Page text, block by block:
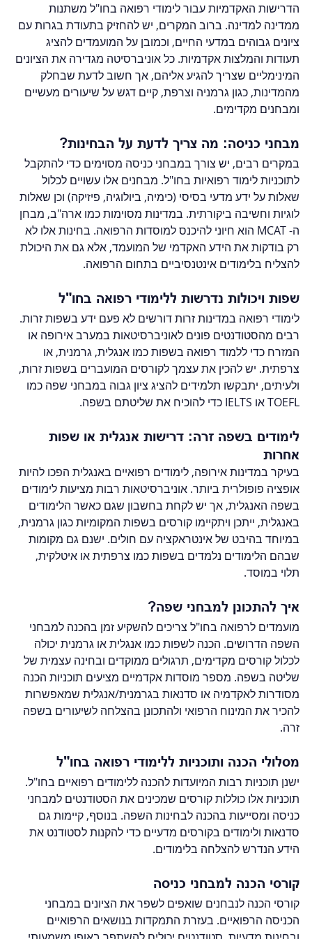
הדרישות האקדמיות עבור לימודי רפואה בחו"ל משתנות
ממדינה למדינה. ברוב המקרים, יש להחזיק בתעודת בגרות עם
ציונים גבוהים במדעי החיים, וכמובן על המועמדים להציג
תעודות והמלצות אקדמיות. כל אוניברסיטה מגדירה את הציונים
המינימליים שצריך להגיע אליהם, אך חשוב לדעת שבחלק
מהמדינות, כגון גרמניה וצרפת, קיים דגש על שיעורים מעשיים
ומבחנים מקדימים.
מבחני כניסה: מה צריך לדעת על הבחינות?
במקרים רבים, יש צורך במבחני כניסה מסוימים כדי להתקבל
לתוכניות לימוד רפואיות בחו"ל. מבחנים אלו עשויים לכלול
שאלות על ידע מדעי בסיסי (כימיה, ביולוגיה, פיזיקה) וכן שאלות
לוגיות וחשיבה ביקורתית. במדינות מסוימות כמו ארה"ב, מבחן
ה- MCAT הוא חיוני להיכנס למוסדות הרפואה. בחינות אלו לא
רק בודקות את הידע האקדמי של המועמד, אלא גם את היכולת
להצליח בלימודים אינטנסיביים בתחום הרפואה.
שפות ויכולות נדרשות ללימודי רפואה בחו"ל
לימודי רפואה במדינות זרות דורשים לא פעם ידע בשפות זרות.
רבים מהסטודנטים פונים לאוניברסיטאות במערב אירופה או
המזרח כדי ללמוד רפואה בשפות כמו אנגלית, גרמנית, או
צרפתית. יש להכין את עצמך לקורסים המועברים בשפות זרות,
ולעיתים, יתבקשו תלמידים להציג ציון גבוה במבחני שפה כמו
TOEFL או IELTS כדי להוכיח את שליטתם בשפה.
לימודים בשפה זרה: דרישות אנגלית או שפות
אחרות
בעיקר במדינות אירופה, לימודים רפואיים באנגלית הפכו להיות
אופציה פופולרית ביותר. אוניברסיטאות רבות מציעות לימודים
בשפה האנגלית, אך יש לקחת בחשבון שגם כאשר הלימודים
באנגלית, ייתכן ויתקיימו קורסים בשפות המקומיות כגון גרמנית,
במיוחד בהיבט של אינטראקציה עם חולים. ישנם גם מקומות
שבהם הלימודים נלמדים בשפות כמו צרפתית או איטלקית,
תלוי במוסד.
איך להתכונן למבחני שפה?
מועמדים לרפואה בחו"ל צריכים להשקיע זמן בהכנה למבחני
השפה הדרושים. הכנה לשפות כמו אנגלית או גרמנית יכולה
לכלול קורסים מקדימים, תרגולים ממוקדים ובחינה עצמית של
שליטה בשפה. מספר מוסדות אקדמיים מציעים תוכניות הכנה
מסודרות לאקדמיה או סדנאות בגרמנית/אנגלית שמאפשרות
להכיר את המינוח הרפואי ולהתכונן בהצלחה לשיעורים בשפה
זרה.
מסלולי הכנה ותוכניות ללימודי רפואה בחו"ל
ישנן תוכניות רבות המיועדות להכנה ללימודים רפואיים בחו"ל.
תוכניות אלו כוללות קורסים שמכינים את הסטודנטים למבחני
כניסה ומסייעות בהכנה לבחינות השפה. בנוסף, קיימות גם
סדנאות ולימודים בקורסים מדעיים כדי להקנות לסטודנט את
הידע הנדרש להצלחה בלימודים.
קורסי הכנה למבחני כניסה
קורסי הכנה לנבחנים שואפים לשפר את הציונים במבחני
הכניסה הרפואיים. בעזרת התמקדות בנושאים הרפואיים